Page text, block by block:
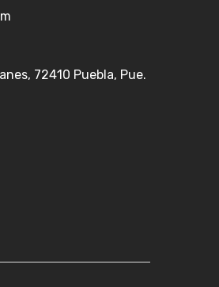
72410 Puebla, Pue.